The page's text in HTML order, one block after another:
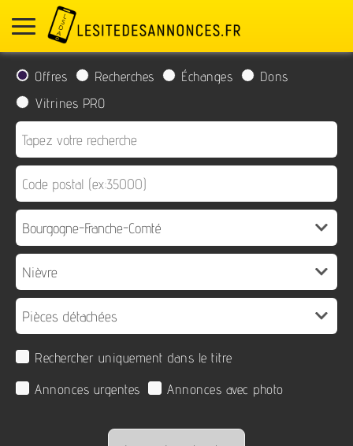
Offres Recherches Échanges
Dons
Vitrines PRO
Rechercher uniquement dans le titre
Annonces urgentes
Annonces avec photo